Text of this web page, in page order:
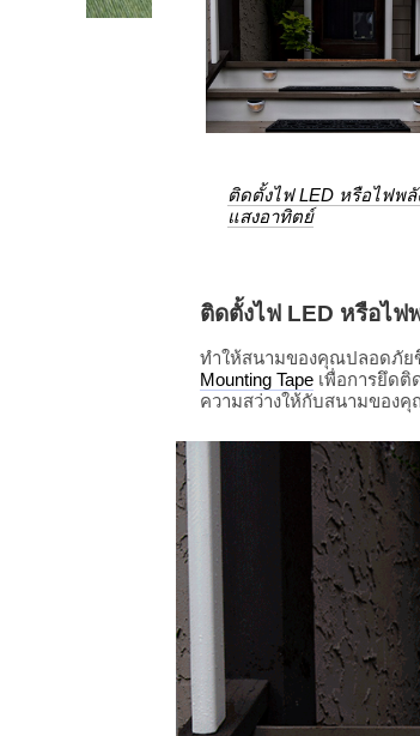
ติดตั้งไฟ LED หรือไฟพลั
แสงอาทิตย์
ติดตั้งไฟ LED หรือไฟ
ทำให้สนามของคุณปลอดภัย
Mounting Tape เพื่อการยึดติ
ความสว่างให้กับสนามของ